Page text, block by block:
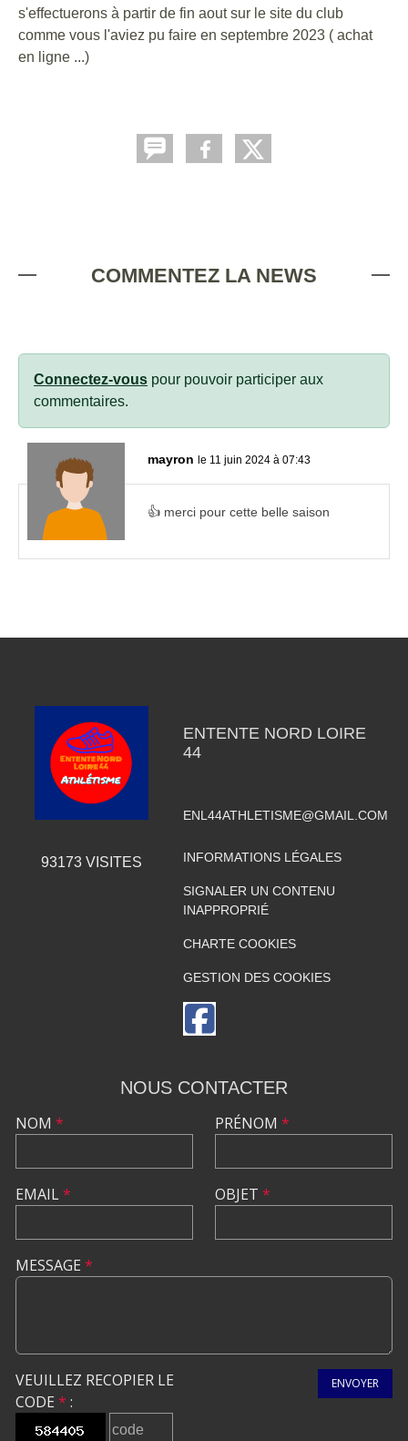
s'effectuerons à partir de fin aout sur le site du club
comme vous l'aviez pu faire en septembre 2023 ( achat
en ligne ...)
COMMENTEZ LA NEWS
Connectez-vous pour pouvoir participer aux
commentaires.
mayron le 11 juin 2024 à 07:43
👍 merci pour cette belle saison
93173VISITES
ENTENTE NORD LOIRE
44
ENL44ATHLETISME@GMAIL.COM
INFORMATIONS LÉGALES
SIGNALER UN CONTENU
INAPPROPRIÉ
CHARTE COOKIES
GESTION DES COOKIES
NOUS CONTACTER
NOM *
EMAIL*
PRÉNOM *
OBJET *
MESSAGE *
VEUILLEZ RECOPIER LE
CODE * :
ENVOYER